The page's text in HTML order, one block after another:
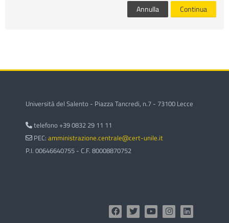
Annulla Continua
Università del Salento - Piazza Tancredi, n.7 - 73100 Lecce
telefono +39 0832 29 11 11
PEC: amministrazione.centrale@cert-unile.it
P.I. 00646640755 - C.F. 80008870752